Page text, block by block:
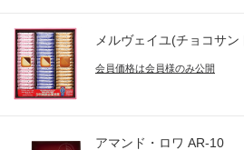
メルヴェイユ(チョコサ
会員価格は会員様のみ公開
アマンド・ロワ AR-10